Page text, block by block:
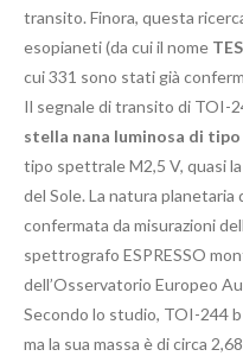
transito. Finora, questa
esopianeti (da cui il nome
cui 331 sono stati già
Il segnale di transito di TOI-
stella nana luminosa di tipo
tipo spettrale M2,5 V, quasi
del Sole. La natura
confermata da misurazioni
spettrografo ESPRESSO
dell’Osservatorio Europeo
Secondo lo studio, TOI-244
ma la sua massa è di circa